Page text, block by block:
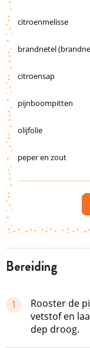
bereiding
1
Rooster de
vetstof en
dep droog.
citroenmelisse
brandnetel
citroensap
pijnboompitten
olijfolie
peper en zout